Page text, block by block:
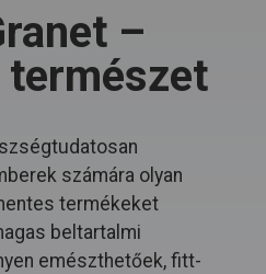
–
számára olyan
termékeket
beltartalmi
emészthetőek, fitt-